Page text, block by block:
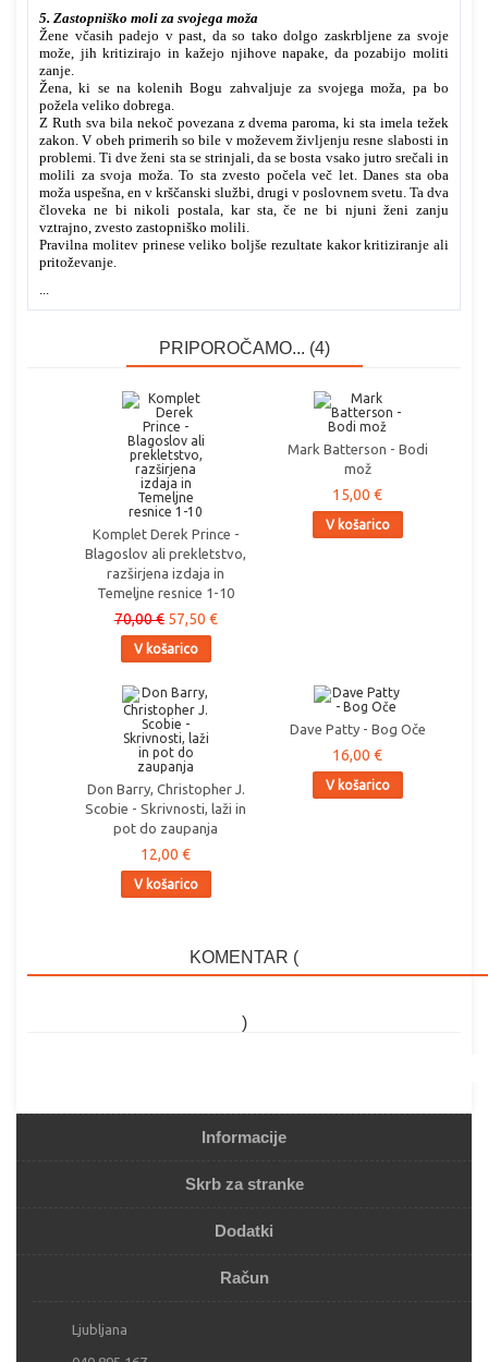
5. Zastopniško moli za svojega moža
Žene včasih padejo v past, da so tako dolgo zaskrbljene za svoje
može, jih kritizirajo in kažejo njihove napake, da pozabijo moliti
zanje.
Žena, ki se na kolenih Bogu zahvaljuje za svojega moža, pa bo
požela veliko dobrega.
Z Ruth sva bila nekoč povezana z dvema paroma, ki sta imela težek
zakon. V obeh primerih so bile v moževem življenju resne slabosti in
problemi. Ti dve ženi sta se strinjali, da se bosta vsako jutro srečali in
molili za svoja moža. To sta zvesto počela več let. Danes sta oba
moža uspešna, en v krščanski službi, drugi v poslovnem svetu. Ta dva
človeka ne bi nikoli postala, kar sta, če ne bi njuni ženi zanju
vztrajno, zvesto zastopniško molili.
Pravilna molitev prinese veliko boljše rezultate kakor kritiziranje ali
pritoževanje.
...
PRIPOROČAMO... (4)
Komplet Derek Prince -
Blagoslov ali prekletstvo,
razširjena izdaja in
Temeljne resnice 1-10
70,00 € 57,50 €
V košarico
Mark Batterson - Bodi
mož
15,00 €
V košarico
Don Barry, Christopher J.
Scobie - Skrivnosti, laži in
pot do zaupanja
12,00 €
V košarico
Dave Patty - Bog Oče
16,00 €
V košarico
KOMENTAR (
)
Informacije
Skrb za stranke
Dodatki
Račun
Ljubljana